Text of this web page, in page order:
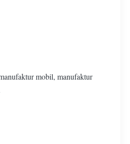
mobil, manufaktur